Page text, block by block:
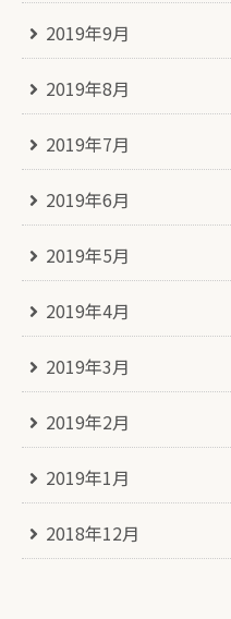
2019年9月
2019年8月
2019年7月
2019年6月
2019年5月
2019年4月
2019年3月
2019年2月
2019年1月
2018年12月